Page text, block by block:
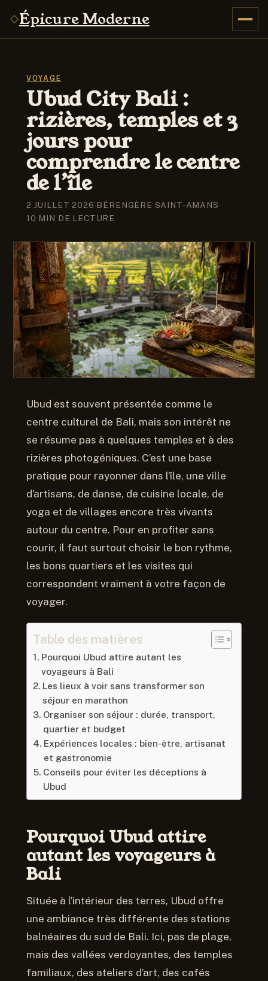
Épicure Moderne
VOYAGE
Ubud City Bali :
rizières, temples et 3
jours pour
comprendre le centre
de l’île
2 JUILLET 2026·BÉRENGÈRE SAINT-AMANS·
10 MIN DE LECTURE
Ubud est souvent présentée comme le
centre culturel de Bali, mais son intérêt ne
se résume pas à quelques temples et à des
rizières photogéniques. C’est une base
pratique pour rayonner dans l’île, une ville
d’artisans, de danse, de cuisine locale, de
yoga et de villages encore très vivants
autour du centre. Pour en profiter sans
courir, il faut surtout choisir le bon rythme,
les bons quartiers et les visites qui
correspondent vraiment à votre façon de
voyager.
Table des matières
Pourquoi Ubud attire autant les
voyageurs à Bali
Les lieux à voir sans transformer son
séjour en marathon
Organiser son séjour : durée, transport,
quartier et budget
Expériences locales : bien-être, artisanat
et gastronomie
Conseils pour éviter les déceptions à
Ubud
Pourquoi Ubud attire
autant les voyageurs à
Bali
Située à l’intérieur des terres, Ubud offre
une ambiance très différente des stations
balnéaires du sud de Bali. Ici, pas de plage,
mais des vallées verdoyantes, des temples
familiaux, des ateliers d’art, des cafés